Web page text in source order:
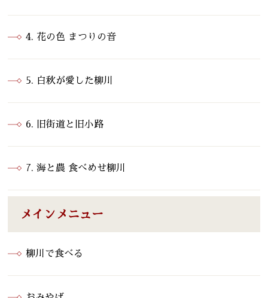
4. 花の色 まつりの音
5. 白秋が愛した柳川
6. 旧街道と旧小路
7. 海と農 食べめせ柳川
メインメニュー
柳川で食べる